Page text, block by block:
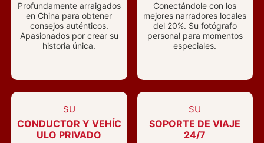
Profundamente arraigados
en China para obtener
consejos auténticos.
Apasionados por crear su
historia única.
Conectándole con los
mejores narradores locales
del 20%. Su fotógrafo
personal para momentos
especiales.
SU
CONDUCTOR Y VEHÍC
ULO PRIVADO
SU
SOPORTE DE VIAJE
24/7